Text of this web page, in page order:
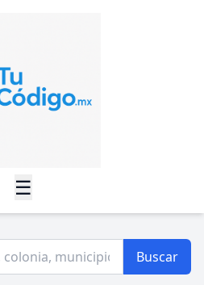
☰
Buscar